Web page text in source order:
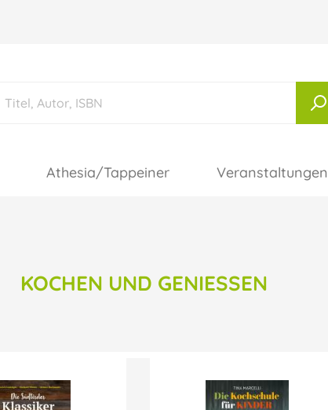
Athesia/Tappeiner Veranstaltungen
KOCHEN UND GENIESSEN